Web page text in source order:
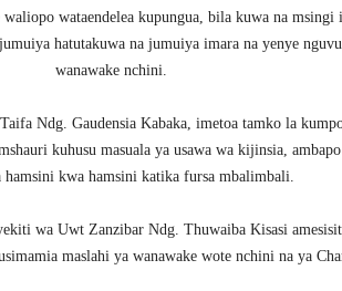
wataendelea kupungua, bila kuwa na
hatutakuwa na jumuiya imara na yenye
wanawake nchini.
Ndg. Gaudensia Kabaka, imetoa tamko la
kuhusu masuala ya usawa wa kijinsia,
hamsini kwa hamsini katika fursa mbalimbali.
wa Uwt Zanzibar Ndg. Thuwaiba Kisasi
maslahi ya wanawake wote nchini na ya